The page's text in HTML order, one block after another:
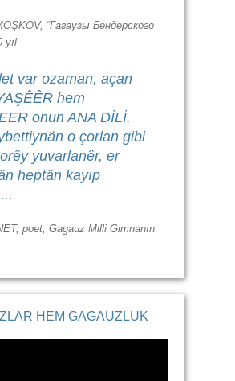
“Гагаузы Бендерского
yıl
var ozaman, açan
hem
onun ANA DİLİ.
o çorlan gibi
yuvarlanêr, er
heptän kayıp
poet, Gagauz Milli Gimnanın
HEM GAGAUZLUK